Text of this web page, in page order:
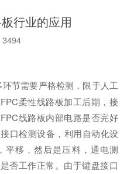
行业的应用
节需要严格检测，限于人工
柔性线路板加工后期，接
线路板内部电路是否完好
口检测设备，利用自动化设
平移，然后是压料，通电测
否工作正常。由于键盘接口